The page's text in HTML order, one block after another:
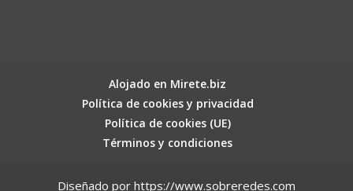
Alojado en Mirete.biz
Política de cookies y privacidad
Política de cookies (UE)
Términos y condiciones
Diseñado por https://www.sobreredes.com